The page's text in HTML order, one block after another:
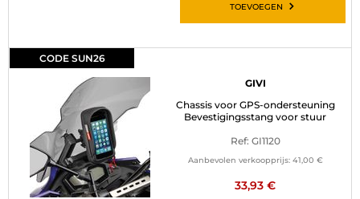
TOEVOEGEN
CODE SUN26
GIVI
Chassis voor GPS-ondersteuning
Bevestigingsstang voor stuur
Ref: GI1120
Aanbevolen verkoopprijs: 41,00 €
33,93 €